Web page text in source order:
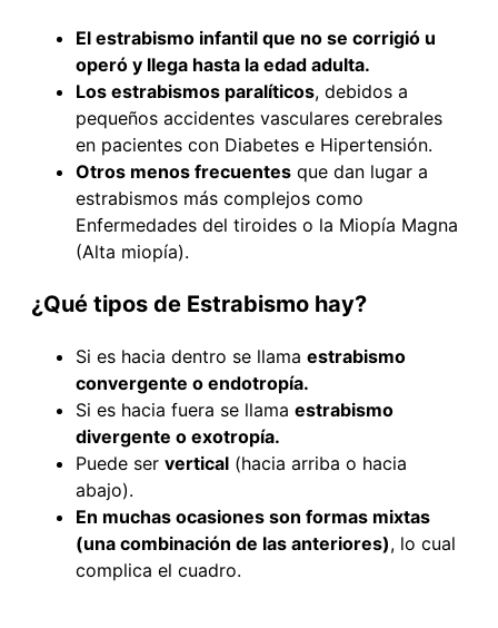
El estrabismo infantil que no se corrigió u
operó y llega hasta la edad adulta.
Los estrabismos paralíticos, debidos a
pequeños accidentes vasculares cerebrales
en pacientes con Diabetes e Hipertensión.
Otros menos frecuentes que dan lugar a
estrabismos más complejos como
Enfermedades del tiroides o la Miopía Magna
(Alta miopía).
¿Qué tipos de Estrabismo hay?
Si es hacia dentro se llama estrabismo
convergente o endotropía.
Si es hacia fuera se llama estrabismo
divergente o exotropía.
Puede ser vertical (hacia arriba o hacia
abajo).
En muchas ocasiones son formas mixtas
(una combinación de las anteriores), lo cual
complica el cuadro.